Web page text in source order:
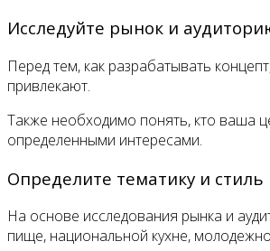
Исследуйте рынок и
Перед тем, как разрабатывать
привлекают.
Также необходимо понять, кто ваша
определенными интересами.
Определите тематику и стиль
На основе исследования рынка и
пище, национальной кухне,